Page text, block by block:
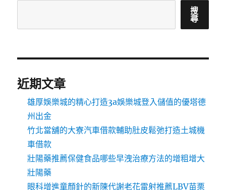
搜
尋
近期文章
雄厚娛樂城的精心打造3a娛樂城登入儲值的優塔德
州出金
竹北當舖的大寮汽車借款輔助肚皮鬆弛打造土城機
車借款
壯陽藥推薦保健食品哪些早洩治療方法的增粗增大
壯陽藥
眼科增進童顏針的新陳代謝老花雷射推薦LBV苗栗